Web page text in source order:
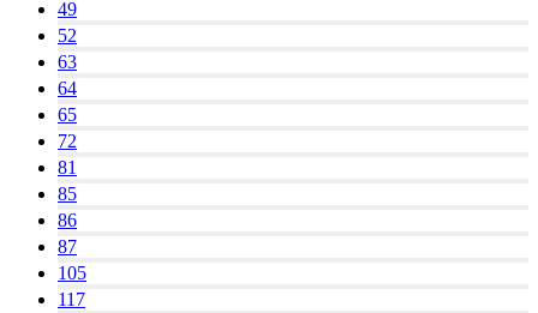
49
52
63
64
65
72
81
85
86
87
105
117